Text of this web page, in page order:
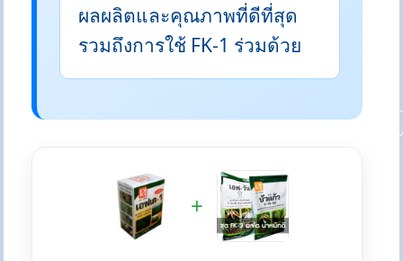
ผลผลิตและคุณภาพที่ดีที่สุด
รวมถึงการใช้ FK-1 ร่วมด้วย
+